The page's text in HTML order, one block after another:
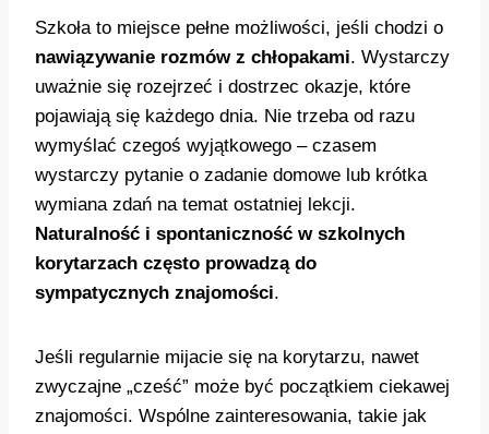
Szkoła to miejsce pełne możliwości, jeśli chodzi o
nawiązywanie rozmów z chłopakami. Wystarczy
uważnie się rozejrzeć i dostrzec okazje, które
pojawiają się każdego dnia. Nie trzeba od razu
wymyślać czegoś wyjątkowego – czasem
wystarczy pytanie o zadanie domowe lub krótka
wymiana zdań na temat ostatniej lekcji.
Naturalność i spontaniczność w szkolnych
korytarzach często prowadzą do
sympatycznych znajomości.
Jeśli regularnie mijacie się na korytarzu, nawet
zwyczajne „cześć” może być początkiem ciekawej
znajomości. Wspólne zainteresowania, takie jak